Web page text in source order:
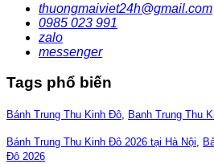
thuongmaiviet24h@gmail.com
0985 023 991
zalo
messenger
Tags phổ biến
Bánh Trung Thu Kinh Đô, Banh Trung Thu
Bánh Trung Thu Kinh Đô 2026 tại Hà Nội,
Đô 2026